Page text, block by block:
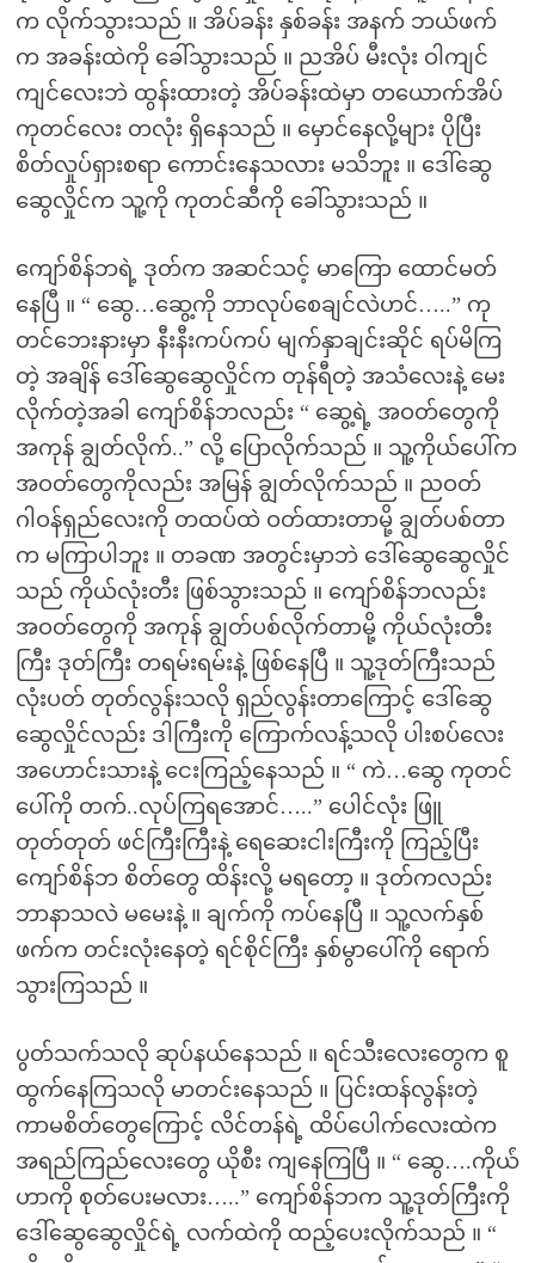
က လိုက်သွားသည် ။ အိပ်ခန်း နှစ်ခန်း အနက် ဘယ်ဖက်
က အခန်းထဲကို ခေါ်သွားသည် ။ ညအိပ် မီးလုံး ဝါကျင်
ကျင်လေးဘဲ ထွန်းထားတဲ့ အိပ်ခန်းထဲမှာ တယောက်အိပ်
ကုတင်လေး တလုံး ရှိနေသည် ။ မှောင်နေလို့များ ပိုပြီး
စိတ်လှုပ်ရှားစရာ ကောင်းနေသလား မသိဘူး ။ ဒေါ်ဆွေ
ဆွေလှိုင်က သူ့ကို ကုတင်ဆီကို ခေါ်သွားသည် ။
ကျော်စိန်ဘရဲ့ ဒုတ်က အဆင်သင့် မာကြော ထောင်မတ်
နေပြီ ။ “ ဆွေ…ဆွေ့ကို ဘာလုပ်စေချင်လဲဟင်…..” ကု
တင်ဘေးနားမှာ နီးနီးကပ်ကပ် မျက်နှာချင်းဆိုင် ရပ်မိကြ
တဲ့ အချိန် ဒေါ်ဆွေဆွေလှိုင်က တုန်ရီတဲ့ အသံလေးနဲ့ မေး
လိုက်တဲ့အခါ ကျော်စိန်ဘလည်း “ ဆွေ့ရဲ့ အဝတ်တွေကို
အကုန် ချွတ်လိုက်..” လို့ ပြောလိုက်သည် ။ သူ့ကိုယ်ပေါ်က
အဝတ်တွေကိုလည်း အမြန် ချွတ်လိုက်သည် ။ ညဝတ်
ဂါဝန်ရှည်လေးကို တထပ်ထဲ ဝတ်ထားတာမို့ ချွတ်ပစ်တာ
က မကြာပါဘူး ။ တခဏ အတွင်းမှာဘဲ ဒေါ်ဆွေဆွေလှိုင်
သည် ကိုယ်လုံးတီး ဖြစ်သွားသည် ။ ကျော်စိန်ဘလည်း
အဝတ်တွေကို အကုန် ချွတ်ပစ်လိုက်တာမို့ ကိုယ်လုံးတီး
ကြီး ဒုတ်ကြီး တရမ်းရမ်းနဲ့ ဖြစ်နေပြီ ။ သူ့ဒုတ်ကြီးသည်
လုံးပတ် တုတ်လွန်းသလို ရှည်လွန်းတာကြောင့် ဒေါ်ဆွေ
ဆွေလှိုင်လည်း ဒါကြီးကို ကြောက်လန့်သလို ပါးစပ်လေး
အဟောင်းသားနဲ့ ငေးကြည့်နေသည် ။ “ ကဲ…ဆွေ ကုတင်
ပေါ်ကို တက်..လုပ်ကြရအောင်…..” ပေါင်လုံး ဖြူ
တုတ်တုတ် ဖင်ကြီးကြီးနဲ့ ရေဆေးငါးကြီးကို ကြည့်ပြီး
ကျော်စိန်ဘ စိတ်တွေ ထိန်းလို့ မရတော့ ။ ဒုတ်ကလည်း
ဘာနာသလဲ မမေးနဲ့ ။ ချက်ကို ကပ်နေပြီ ။ သူ့လက်နှစ်
ဖက်က တင်းလုံးနေတဲ့ ရင်စိုင်ကြီး နှစ်မွာပေါ်ကို ရောက်
သွားကြသည် ။
ပွတ်သက်သလို ဆုပ်နယ်နေသည် ။ ရင်သီးလေးတွေက စူ
ထွက်နေကြသလို မာတင်းနေသည် ။ ပြင်းထန်လွန်းတဲ့
ကာမစိတ်တွေကြောင့် လိင်တန်ရဲ့ ထိပ်ပေါက်လေးထဲက
အရည်ကြည်လေးတွေ ယိုစီး ကျနေကြပြီ ။ “ ဆွေ….ကိုယ်ံ
ဟာကို စုတ်ပေးမလား…..” ကျော်စိန်ဘက သူ့ဒုတ်ကြီးကို
ဒေါ်ဆွေဆွေလှိုင်ရဲ့ လက်ထဲကို ထည့်ပေးလိုက်သည် ။ “